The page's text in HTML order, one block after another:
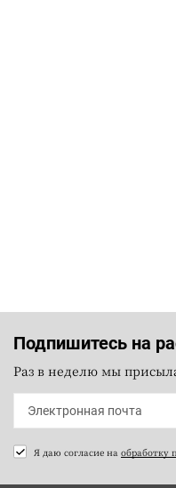
Подпишитесь на
Раз в неделю мы
Я даю согласие на обработку